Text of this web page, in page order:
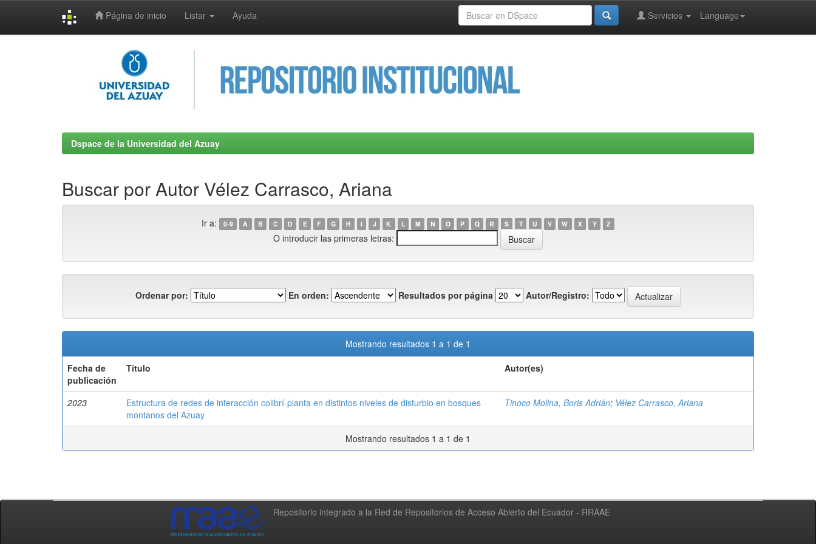
Página de inicio Listar Ayuda Language
Servicios
Dspace de la Universidad del Azuay
Buscar por Autor Vélez Carrasco, Ariana
Ir a: 0-9 A B C D E F G H I J K L M N O P Q R S T U V W X Y Z
O introducir las primeras letras:
Ordenar por: En orden: Resultados por página Autor/Registro:
Mostrando resultados 1 a 1 de 1
Fecha de
publicación
Título Autor(es)
2023
Estructura de redes de interacción colibrí-planta en distintos niveles de disturbio en bosques
montanos del Azuay
Tinoco Molina, Boris Adrián; Vélez Carrasco, Ariana
Mostrando resultados 1 a 1 de 1
Repositorio integrado a la Red de Repositorios de Acceso Abierto del Ecuador - RRAAE